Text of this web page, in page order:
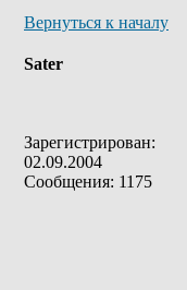
Вернуться к началу
Sater
Зарегистрирован:
02.09.2004
Сообщения: 1175